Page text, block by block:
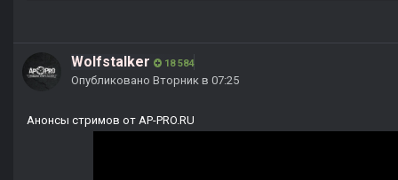
Wolfstalker 18 584
Опубликовано Вторник в 07:25
Анонсы стримов от AP-PRO.RU